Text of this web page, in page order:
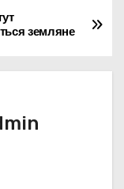
земляне